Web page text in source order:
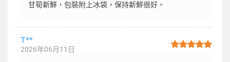
甘筍新鮮，包裝附上冰袋，保持新鮮很好。
T**
2026年06月11日